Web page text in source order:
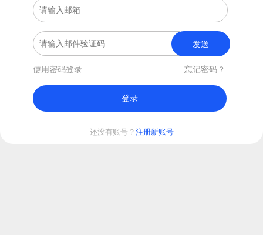
发送
使用密码登录 忘记密码？
登录
还没有账号？ 注册新账号